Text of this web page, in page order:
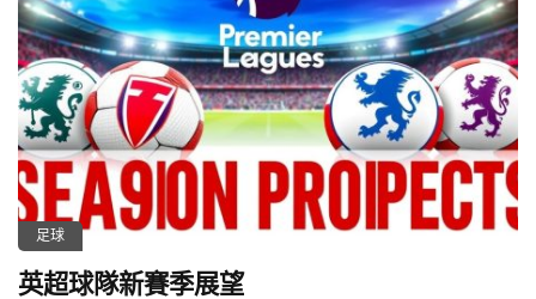
足球
英超球隊新賽季展望